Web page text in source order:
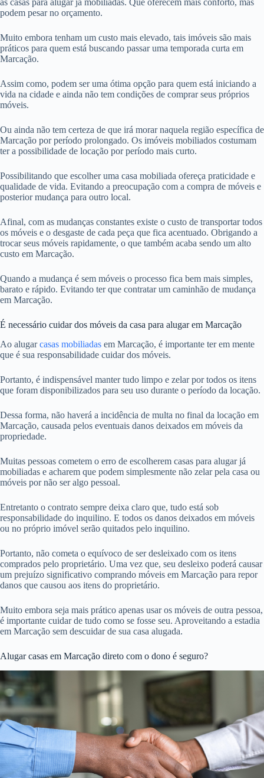
as casas para alugar já mobiliadas. Que oferecem mais conforto, mas
podem pesar no orçamento.
Muito embora tenham um custo mais elevado, tais imóveis são mais
práticos para quem está buscando passar uma temporada curta em
Marcação.
Assim como, podem ser uma ótima opção para quem está iniciando a
vida na cidade e ainda não tem condições de comprar seus próprios
móveis.
Ou ainda não tem certeza de que irá morar naquela região específica de
Marcação por período prolongado. Os imóveis mobiliados costumam
ter a possibilidade de locação por período mais curto.
Possibilitando que escolher uma casa mobiliada ofereça praticidade e
qualidade de vida. Evitando a preocupação com a compra de móveis e
posterior mudança para outro local.
Afinal, com as mudanças constantes existe o custo de transportar todos
os móveis e o desgaste de cada peça que fica acentuado. Obrigando a
trocar seus móveis rapidamente, o que também acaba sendo um alto
custo em Marcação.
Quando a mudança é sem móveis o processo fica bem mais simples,
barato e rápido. Evitando ter que contratar um caminhão de mudança
em Marcação.
É necessário cuidar dos móveis da casa para alugar em Marcação
Ao alugarcasas mobiliadas em Marcação, é importante ter em mente
que é sua responsabilidade cuidar dos móveis.
Portanto, é indispensável manter tudo limpo e zelar por todos os itens
que foram disponibilizados para seu uso durante o período da locação.
Dessa forma, não haverá a incidência de multa no final da locação em
Marcação, causada pelos eventuais danos deixados em móveis da
propriedade.
Muitas pessoas cometem o erro de escolherem casas para alugar já
mobiliadas e acharem que podem simplesmente não zelar pela casa ou
móveis por não ser algo pessoal.
Entretanto o contrato sempre deixa claro que, tudo está sob
responsabilidade do inquilino. E todos os danos deixados em móveis
ou no próprio imóvel serão quitados pelo inquilino.
Portanto, não cometa o equívoco de ser desleixado com os itens
comprados pelo proprietário. Uma vez que, seu desleixo poderá causar
um prejuízo significativo comprando móveis em Marcação para repor
danos que causou aos itens do proprietário.
Muito embora seja mais prático apenas usar os móveis de outra pessoa,
é importante cuidar de tudo como se fosse seu. Aproveitando a estadia
em Marcação sem descuidar de sua casa alugada.
Alugar casas em Marcação direto com o dono é seguro?